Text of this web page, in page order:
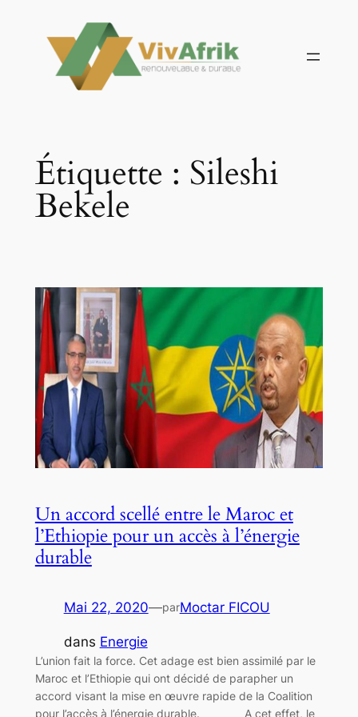
contenu
Étiquette : Sileshi
Bekele
Un accord scellé entre le Maroc et
l’Ethiopie pour un accès à l’énergie
durable
Mai 22, 2020—parMoctar FICOU
dans Energie
L’union fait la force. Cet adage est bien assimilé par le
Maroc et l’Ethiopie qui ont décidé de parapher un
accord visant la mise en œuvre rapide de la Coalition
pour l’accès à l’énergie durable. A cet effet, le